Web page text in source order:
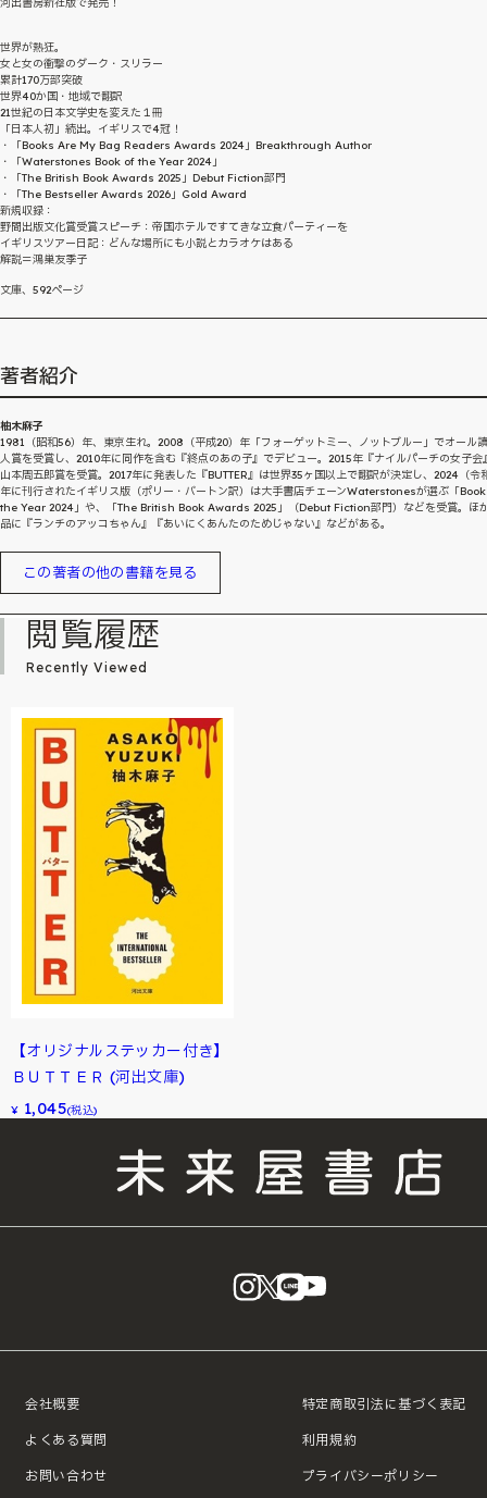
河出書房新社版で発売！
世界が熱狂。
女と女の衝撃のダーク・スリラー
累計170万部突破
世界40か国・地域で翻訳
21世紀の日本文学史を変えた１冊
「日本人初」続出。イギリスで4冠！
・「Books Are My Bag Readers Awards 2024」Breakthrough Author
・「Waterstones Book of the Year 2024」
・「The British Book Awards 2025」Debut Fiction部門
・「The Bestseller Awards 2026」Gold Award
新規収録：
野間出版文化賞受賞スピーチ：帝国ホテルですてきな立食パーティーを
イギリスツアー日記：どんな場所にも小説とカラオケはある
解説＝鴻巣友季子
文庫、592ページ
著者紹介
柚木麻子
1981（昭和56）年、東京生れ。2008（平成20）年「フォーゲットミー、ノットブルー」でオール
人賞を受賞し、2010年に同作を含む『終点のあの子』でデビュー。2015年『ナイルパーチの女子会
山本周五郎賞を受賞。2017年に発表した『BUTTER』は世界35ヶ国以上で翻訳が決定し、2024（令
年に刊行されたイギリス版（ポリー・バートン訳）は大手書店チェーンWaterstonesが選ぶ「
the Year 2024」や、「The British Book Awards 2025」（Debut Fiction部門）などを受賞。ほ
品に『ランチのアッコちゃん』『あいにくあんたのためじゃない』などがある。
この著者の他の書籍を見る
閲覧履歴
Recently Viewed
【オリジナルステッカー付き】
ＢＵＴＴＥＲ (河出文庫)
¥ 1,045(税込)
instagram
X LINE
会社概要
よくある質問
お問い合わせ
特定商取引法に基づく表記
利用規約
プライバシーポリシー